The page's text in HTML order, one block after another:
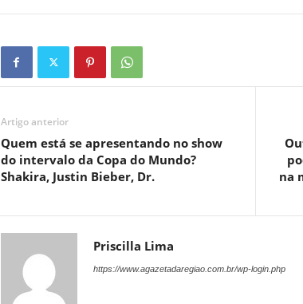
Artigo anterior
Quem está se apresentando no show
do intervalo da Copa do Mundo?
Shakira, Justin Bieber, Dr.
na
Priscilla Lima
https://www.agazetadaregiao.com.br/wp-login.php